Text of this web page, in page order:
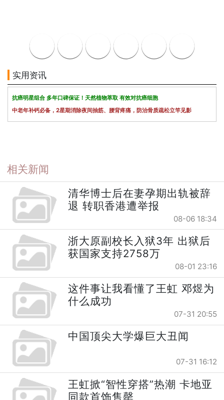
实用资讯
抗癌明星组合 多年口碑保证！天然植物萃取 有效对抗癌细胞
中老年补钙必备，2星期消除夜间抽筋、腰背疼痛，防治骨质疏松立竿见影
相关新闻
清华博士后在妻孕期出轨被辞
退 转职香港遭举报
08-06 18:34
浙大原副校长入狱3年 出狱后
获国家支持2758万
08-01 23:16
这件事让我看懂了王虹 邓煜为
什么成功
07-31 20:55
中国顶尖大学爆巨大丑闻
07-31 16:12
王虹掀“智性穿搭”热潮 卡地亚
同款首饰售罄